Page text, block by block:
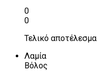
0
0
Τελικό αποτέλεσμα
Λαμία
Βόλος